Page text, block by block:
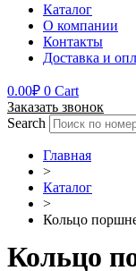
Каталог
О компании
Контакты
Доставка и
0.00₽ 0 Cart
Заказать звонок
Search
Главная
>
Каталог
>
Кольцо
Кольцо